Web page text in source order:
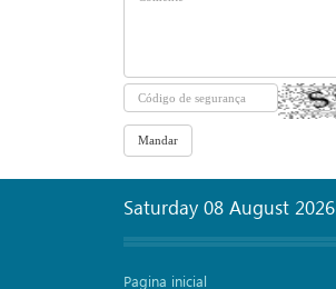
Saturday 08 August 2026
Pagina inicial